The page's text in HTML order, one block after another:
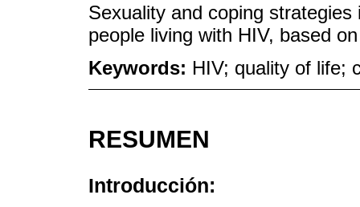
Sexuality and coping
people living with HIV, based
Keywords: HIV; quality of life;
RESUMEN
Introducción: